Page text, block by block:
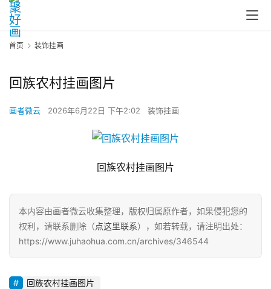
首页 装饰挂画
回族农村挂画图片
画者微云 2026年6月22日 下午2:02 装饰挂画
回族农村挂画图片
本内容由画者微云收集整理，版权归属原作者，如果侵犯您的
权利，请联系删除（点这里联系），如若转载，请注明出处：
https://www.juhaohua.com.cn/archives/346544
回族农村挂画图片